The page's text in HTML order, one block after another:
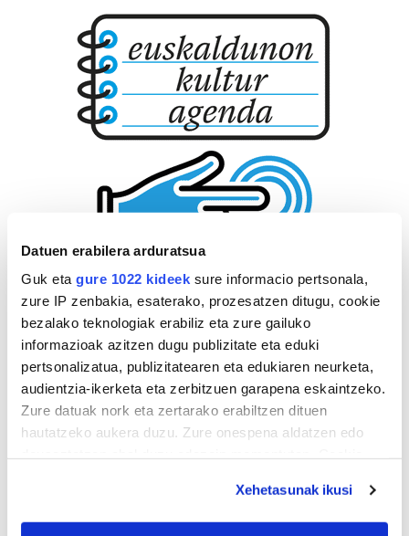
Datuen erabilera arduratsua
Guk eta gure 1022 kideek sure informacio pertsonala,
zure IP zenbakia, esaterako, prozesatzen ditugu, cookie
bezalako teknologiak erabiliz eta zure gailuko
informazioak azitzen dugu publizitate eta eduki
pertsonalizatua, publizitatearen eta edukiaren neurketa,
audientzia-ikerketa eta zerbitzuen garapena eskaintzeko.
Zure datuak nork eta zertarako erabiltzen dituen
hautatzeko aukera duzu. Zure onespena aldatzen edo
If you allow, we would also like to:
Xehetasunak ikusi